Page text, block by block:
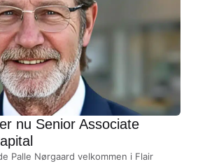
nu Senior Associate
Palle Nørgaard velkommen i Flair